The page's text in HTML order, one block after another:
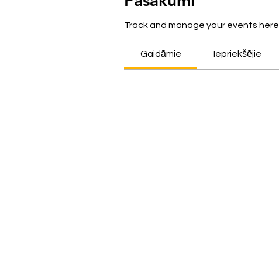
Track and manage your events here.
Gaidāmie Iepriekšējie